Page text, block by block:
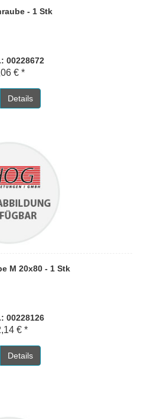
- 1 Stk
00228672
€ *
Details
M 20x80 - 1 Stk
00228126
€ *
Details